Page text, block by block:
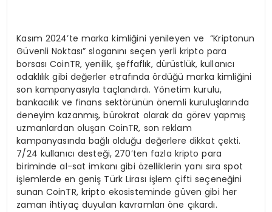
Kasım 2024’te marka kimliğini yenileyen ve “Kriptonun
Güvenli Noktası” sloganını seçen yerli kripto para
borsası CoinTR, yenilik, şeffaflık, dürüstlük, kullanıcı
odaklılık gibi değerler etrafında ördüğü marka kimliğini
son kampanyasıyla taçlandırdı. Yönetim kurulu,
bankacılık ve finans sektörünün önemli kuruluşlarında
deneyim kazanmış, bürokrat olarak da görev yapmış
uzmanlardan oluşan CoinTR, son reklam
kampanyasında bağlı olduğu değerlere dikkat çekti.
7/24 kullanıcı desteği, 270’ten fazla kripto para
biriminde al-sat imkanı gibi özelliklerin yanı sıra spot
işlemlerde en geniş Türk Lirası işlem çifti seçeneğini
sunan CoinTR, kripto ekosisteminde güven gibi her
zaman ihtiyaç duyulan kavramları öne çıkardı.